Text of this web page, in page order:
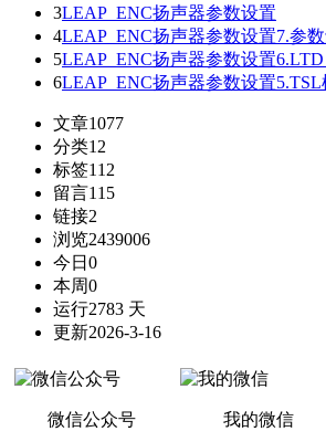
3LEAP_ENC扬声器参数设置
4LEAP_ENC扬声器参数设置7.参
5LEAP_ENC扬声器参数设置
6LEAP_ENC扬声器参数设置5.TSL
文章1077
分类12
标签112
留言115
链接2
浏览2439006
今日 0
本周0
运行2783 天
更新2026-3-16
微信公众号 我的微信